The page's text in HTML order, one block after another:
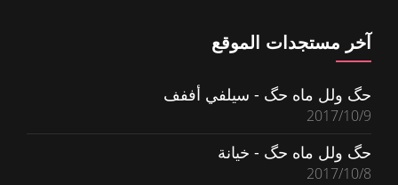
آخر مستجدات الموقع
حگ ولل ماه حگ - سيلفي أففف
2017/10/9
حگ ولل ماه حگ - خيانة
2017/10/8